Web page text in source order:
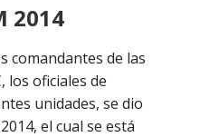
2014
comandantes de las
los oficiales de
unidades, se dio
el cual se está